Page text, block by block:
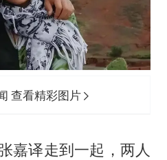
查看精彩图片
嘉译走到一起，两人